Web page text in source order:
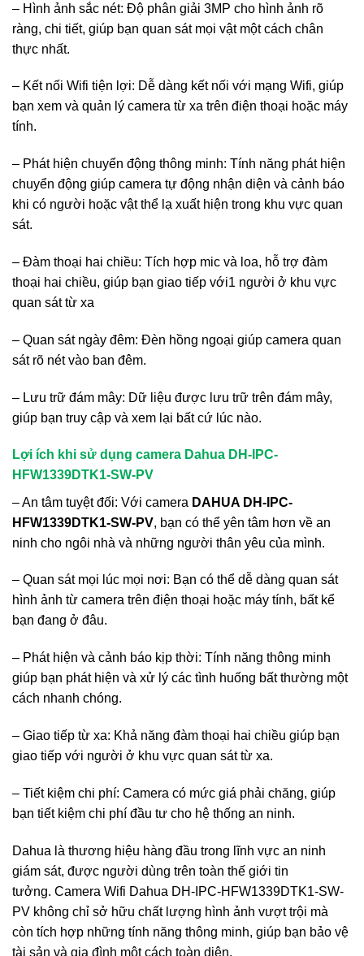
– Hình ảnh sắc nét: Độ phân giải 3MP cho hình ảnh rõ
ràng, chi tiết, giúp bạn quan sát mọi vật một cách chân
thực nhất.
– Kết nối Wifi tiện lợi: Dễ dàng kết nối với mạng Wifi, giúp
bạn xem và quản lý camera từ xa trên điện thoại hoặc máy
tính.
– Phát hiện chuyển động thông minh: Tính năng phát hiện
chuyển động giúp camera tự động nhận diện và cảnh báo
khi có người hoặc vật thể lạ xuất hiện trong khu vực quan
sát.
– Đàm thoại hai chiều: Tích hợp mic và loa, hỗ trợ đàm
thoại hai chiều, giúp bạn giao tiếp với1 người ở khu vực
quan sát từ xa
– Quan sát ngày đêm: Đèn hồng ngoại giúp camera quan
sát rõ nét vào ban đêm.
– Lưu trữ đám mây: Dữ liệu được lưu trữ trên đám mây,
giúp bạn truy cập và xem lại bất cứ lúc nào.
Lợi ích khi sử dụng camera Dahua DH-IPC-
HFW1339DTK1-SW-PV
– An tâm tuyệt đối: Với camera DAHUA DH-IPC-
HFW1339DTK1-SW-PV, bạn có thể yên tâm hơn về an
ninh cho ngôi nhà và những người thân yêu của mình.
– Quan sát mọi lúc mọi nơi: Bạn có thể dễ dàng quan sát
hình ảnh từ camera trên điện thoại hoặc máy tính, bất kể
bạn đang ở đâu.
– Phát hiện và cảnh báo kịp thời: Tính năng thông minh
giúp bạn phát hiện và xử lý các tình huống bất thường một
cách nhanh chóng.
– Giao tiếp từ xa: Khả năng đàm thoại hai chiều giúp bạn
giao tiếp với người ở khu vực quan sát từ xa.
– Tiết kiệm chi phí: Camera có mức giá phải chăng, giúp
bạn tiết kiệm chi phí đầu tư cho hệ thống an ninh.
Dahua là thương hiệu hàng đầu trong lĩnh vực an ninh
giám sát, được người dùng trên toàn thế giới tin
tưởng. Camera Wifi Dahua DH-IPC-HFW1339DTK1-SW-
PV không chỉ sở hữu chất lượng hình ảnh vượt trội mà
còn tích hợp những tính năng thông minh, giúp bạn bảo vệ
tài sản và gia đình một cách toàn diện.